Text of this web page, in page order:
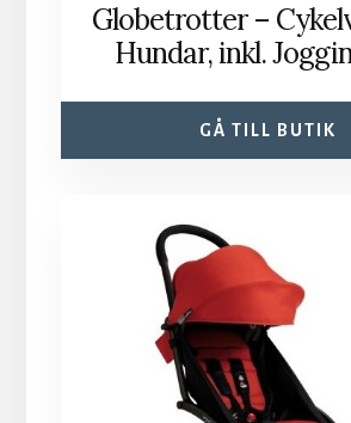
Globetrotter –
Hundar, inkl.
GÅ TILL BUTIK